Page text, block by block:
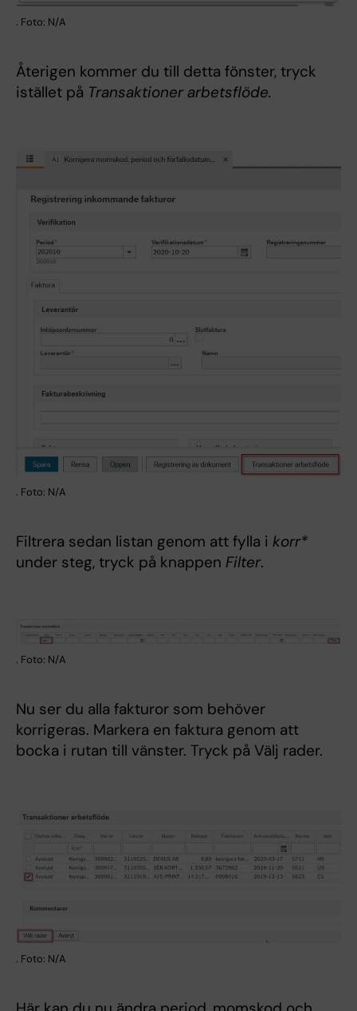
. Foto: N/A
Återigen kommer du till detta fönster, tryck
istället på Transaktioner arbetsflöde.
. Foto: N/A
Filtrera sedan listan genom att fylla i korr*
under steg, tryck på knappen Filter.
. Foto: N/A
Nu ser du alla fakturor som behöver
korrigeras. Markera en faktura genom att
bocka i rutan till vänster. Tryck på Välj rader.
. Foto: N/A